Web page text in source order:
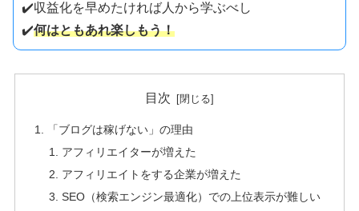
✔️収益化を早めたければ人から学ぶべし
✔️何はともあれ楽しもう！
目次
「ブログは稼げない」の理由
アフィリエイターが増えた
アフィリエイトをする企業が増えた
SEO（検索エンジン最適化）での上位表示が難しい